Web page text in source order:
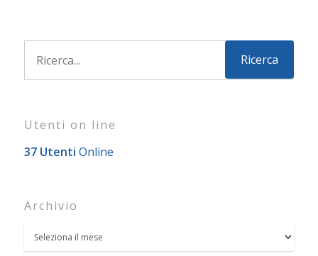
Utenti on line
37 Utenti Online
Archivio